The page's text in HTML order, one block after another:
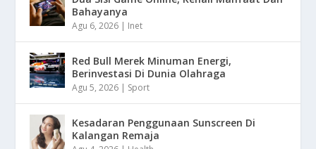
Bahayanya
Agu 6, 2026 | Inet
Red Bull Merek Minuman Energi,
Berinvestasi Di Dunia Olahraga
Agu 5, 2026 | Sport
Kesadaran Penggunaan Sunscreen Di
Kalangan Remaja